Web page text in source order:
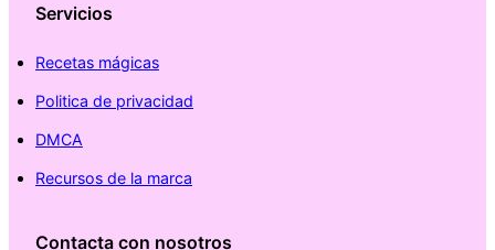
Servicios
Recetas mágicas
Politica de privacidad
DMCA
Recursos de la marca
Contacta con nosotros